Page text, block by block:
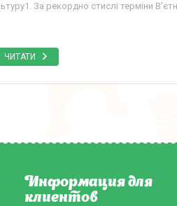
За рекордно стислі терміни
ЧИТАТИ
Информация для
клиентов